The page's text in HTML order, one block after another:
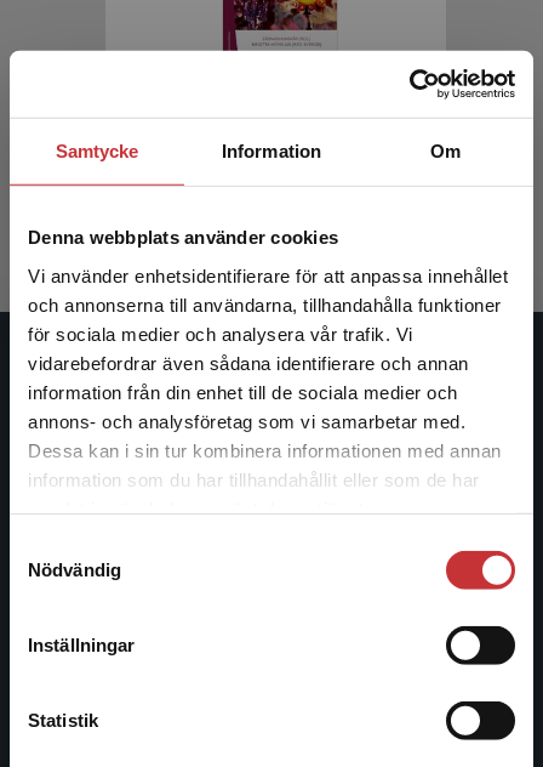
Samtycke Information Om
Denna webbplats använder cookies
Vi använder enhetsidentifierare för att anpassa innehållet
och annonserna till användarna, tillhandahålla funktioner
för sociala medier och analysera vår trafik. Vi
vidarebefordrar även sådana identifierare och annan
information från din enhet till de sociala medier och
annons- och analysföretag som vi samarbetar med.
Dessa kan i sin tur kombinera informationen med annan
information som du har tillhandahållit eller som de har
Nödvändig
Inställningar
Statistik
Begränsad fraktregion
Det verkar som att du besöker
studentlitteratur.se via en enhet utanför Sverige.
Vi erbjuder inte leveranser utanför Sverige. För
att kunna slutföra ett köp måste
Exkl. moms: 1 596 kr
Studentlitteratur
Studentlitteratur grundades 1963 och är idag Sveriges
ledande utbildningsförlag. Med läromedel, kurslitteratur,
facklitteratur, utbildningar och digitala
informationstjänster i utbudet, finns Studentlitteratur med
046-31 20 00